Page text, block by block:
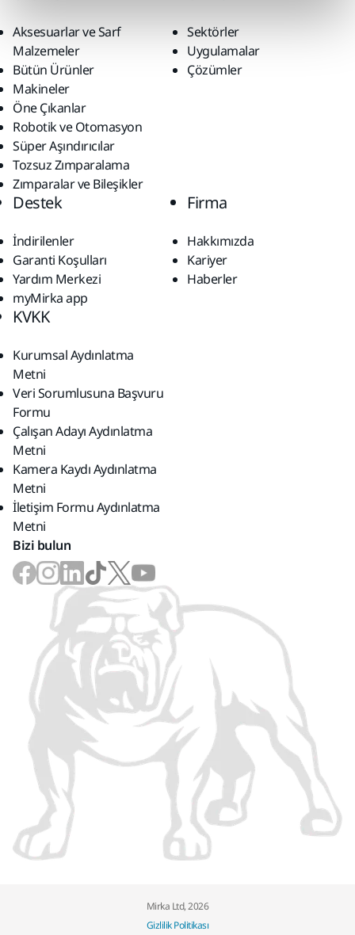
Aksesuarlar ve Sarf
Malzemeler
Bütün Ürünler
Makineler
Öne Çıkanlar
Robotik ve Otomasyon
Süper Aşındırıcılar
Tozsuz Zımparalama
Zımparalar ve Bileşikler
Sektörler
Uygulamalar
Çözümler
Destek
İndirilenler
Garanti Koşulları
Yardım Merkezi
myMirka app
Firma
Hakkımızda
Kariyer
Haberler
KVKK
Kurumsal Aydınlatma
Metni
Veri Sorumlusuna Başvuru
Formu
Çalışan Adayı Aydınlatma
Metni
Kamera Kaydı Aydınlatma
Metni
İletişim Formu Aydınlatma
Metni
Bizi bulun
Mirka Ltd, 2026
Gizlilik Politikası